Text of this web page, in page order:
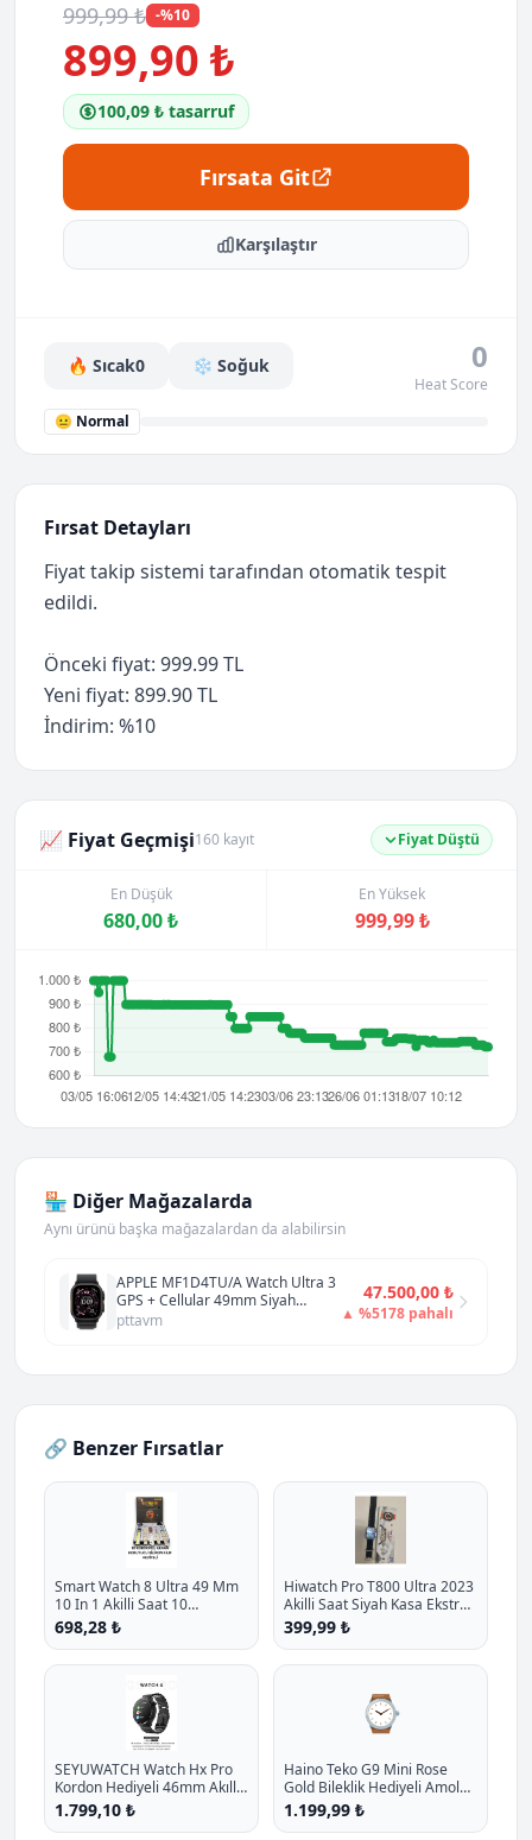
999,99 ₺ -%10
899,90 ₺
100,09 ₺ tasarruf
Fırsata Git
Karşılaştır
🔥 Sıcak0 ❄️ Soğuk 0
Heat Score
😐 Normal
Fırsat Detayları
Fiyat takip sistemi tarafından otomatik tespit
edildi.
Önceki fiyat: 999.99 TL
Yeni fiyat: 899.90 TL
İndirim: %10
📈 Fiyat Geçmişi160 kayıt Fiyat Düştü
En Düşük
680,00 ₺
En Yüksek
999,99 ₺
🏪 Diğer Mağazalarda
Aynı ürünü başka mağazalardan da alabilirsin
APPLE MF1D4TU/A Watch Ultra 3
GPS + Cellular 49mm Siyah
Titanyum Kasa VİTRİN
pttavm
47.500,00 ₺
▲ %5178 pahalı
🔗 Benzer Fırsatlar
Smart Watch 8 Ultra 49 Mm
10 In 1 Akilli Saat 10
Kordonlu Takvim Spor
Whatsapp Menulu Koruma
698,28 ₺
Hiwatch Pro T800 Ultra 2023
Akilli Saat Siyah Kasa Ekstra
Kordon Hediyeli P - %27.1
İndirim
399,99 ₺
SEYUWATCH Watch Hx Pro
Kordon Hediyeli 46mm Akıllı
Saat Iphone Ve Android Tüm
Telefonlara Uyumlu
1.799,10 ₺
⌚
Haino Teko G9 Mini Rose
Gold Bileklik Hediyeli Amoled
Ekran 41mm Kadin Akilli Saat
P - %19.9 İndirim
1.199,99 ₺